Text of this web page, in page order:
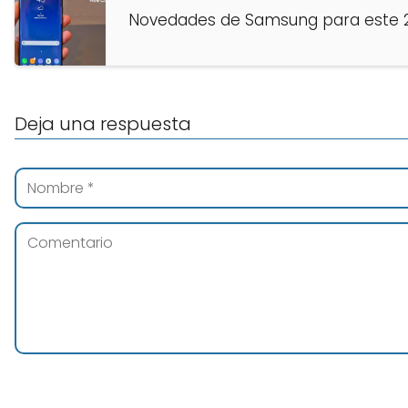
Novedades de Samsung para este
Deja una respuesta